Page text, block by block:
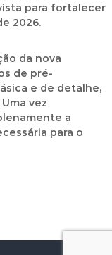
para fortalecer
2026.
da nova
de pré-
e de detalhe,
vez
a
para o